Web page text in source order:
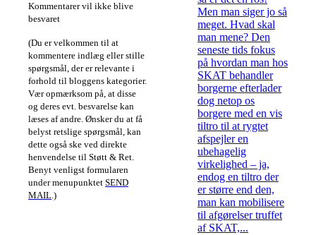
Kommentarer vil ikke blive
besvaret
(Du er velkommen til at
kommentere indlæg eller stille
spørgsmål, der er relevante i
forhold til bloggens kategorier.
Vær opmærksom på, at disse
og deres evt. besvarelse kan
læses af andre. Ønsker du at få
belyst retslige spørgsmål, kan
dette også ske ved direkte
henvendelse til Støtt & Ret.
Benyt venligst formularen
under menupunktet SEND
MAIL .)
Men man siger jo så
meget. Hvad skal
man mene? Den
seneste tids fokus
på hvordan man hos
SKAT behandler
borgerne efterlader
dog netop os
borgere med en vis
tiltro til at rygtet
afspejler en
ubehagelig
virkelighed – ja,
endog en tiltro der
er større end den,
man kan mobilisere
til afgørelser truffet
af SKAT,...